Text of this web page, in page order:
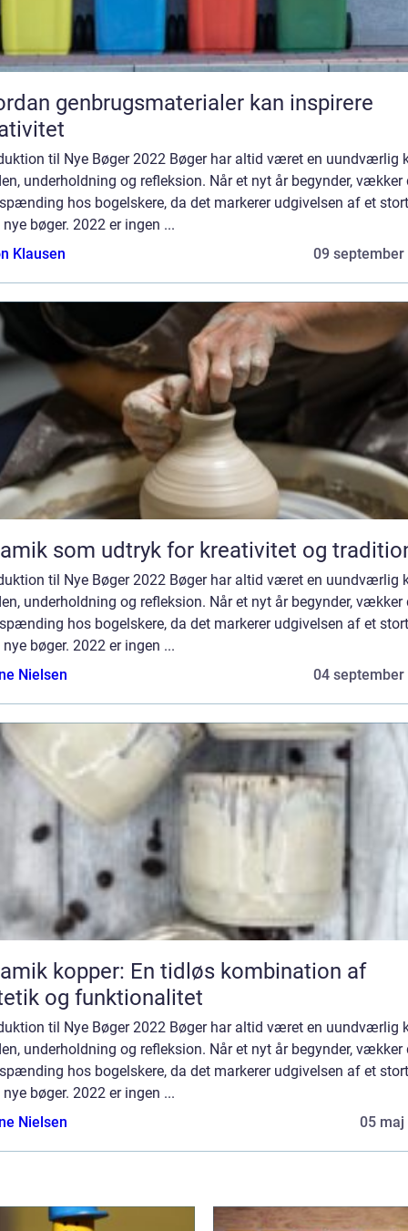
genbrugsmaterialer kan inspirere
til Nye Bøger 2022 Bøger har altid været en uundværlig
underholdning og refleksion. Når et nyt år begynder, vækker
hos bogelskere, da det markerer udgivelsen af et stort
bøger. 2022 er ingen ...
Klausen
09 september
som udtryk for kreativitet og
til Nye Bøger 2022 Bøger har altid været en uundværlig
underholdning og refleksion. Når et nyt år begynder, vækker
hos bogelskere, da det markerer udgivelsen af et stort
bøger. 2022 er ingen ...
Nielsen
04 september
kopper: En tidløs kombination af
og funktionalitet
til Nye Bøger 2022 Bøger har altid været en uundværlig
underholdning og refleksion. Når et nyt år begynder, vækker
hos bogelskere, da det markerer udgivelsen af et stort
bøger. 2022 er ingen ...
Nielsen
05 maj